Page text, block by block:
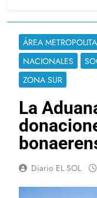
ÁREA
NACIONALES
ZONA SUR
La
Diario EL SOL